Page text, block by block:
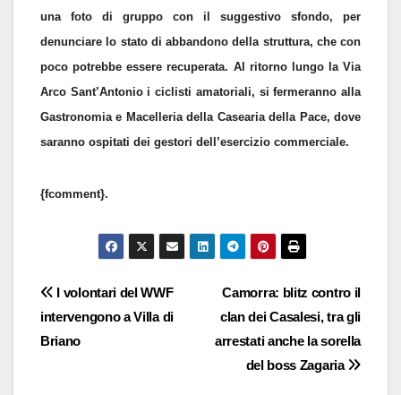
una foto di gruppo con il suggestivo sfondo, per
denunciare lo stato di abbandono della struttura, che con
poco potrebbe essere recuperata. Al ritorno lungo la Via
Arco Sant’Antonio i ciclisti amatoriali, si fermeranno alla
Gastronomia e Macelleria della Casearia della Pace, dove
saranno ospitati dei gestori dell’esercizio commerciale.
{fcomment}.
Navigazione
articoli
Camorra: blitz contro il
clan dei Casalesi, tra gli
arrestati anche la sorella
del boss Zagaria
I volontari del WWF
intervengono a Villa di
Briano